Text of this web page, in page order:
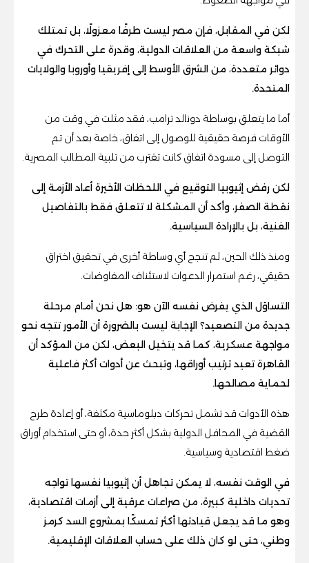
لكن في المقابل، فإن مصر ليست طرفًا معزولًا، بل تمتلك
شبكة واسعة من العلاقات الدولية، وقدرة على التحرك في
دوائر متعددة، من الشرق الأوسط إلى إفريقيا وأوروبا والولايات
المتحدة.
أما ما يتعلق بوساطة دونالد ترامب، فقد مثلت في وقت من
الأوقات فرصة حقيقية للوصول إلى اتفاق، خاصة بعد أن تم
التوصل إلى مسودة اتفاق كانت تقترب من تلبية المطالب المصرية.
لكن رفض إثيوبيا التوقيع في اللحظات الأخيرة أعاد الأزمة إلى
نقطة الصفر، وأكد أن المشكلة لا تتعلق فقط بالتفاصيل
الفنية، بل بالإرادة السياسية.
ومنذ ذلك الحين، لم تنجح أي وساطة أخرى في تحقيق اختراق
حقيقي، رغم استمرار الدعوات لاستئناف المفاوضات.
التساؤل الذي يفرض نفسه الآن هو: هل نحن أمام مرحلة
جديدة من التصعيد؟ الإجابة ليست بالضرورة أن الأمور تتجه نحو
مواجهة عسكرية، كما قد يتخيل البعض، لكن من المؤكد أن
القاهرة تعيد ترتيب أوراقها، وتبحث عن أدوات أكثر فاعلية
لحماية مصالحها.
هذه الأدوات قد تشمل تحركات دبلوماسية مكثفة، أو إعادة طرح
القضية في المحافل الدولية بشكل أكثر حدة، أو حتى استخدام أوراق
ضغط اقتصادية وسياسية.
في الوقت نفسه، لا يمكن تجاهل أن إثيوبيا نفسها تواجه
تحديات داخلية كبيرة، من صراعات عرقية إلى أزمات اقتصادية،
وهو ما قد يجعل قيادتها أكثر تمسكًا بمشروع السد كرمز
وطني، حتى لو كان ذلك على حساب العلاقات الإقليمية.